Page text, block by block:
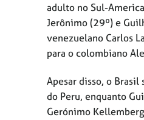
adulto no Sul-
Jerônimo (29º) e
venezuelano Carlos
para o colombiano
Apesar disso, o
do Peru, enquanto
Gerónimo